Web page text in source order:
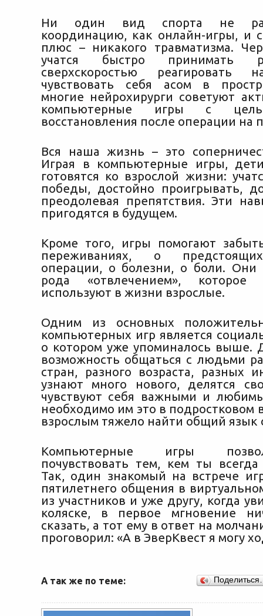
Ни один вид спорта не
координацию, как онлайн-игры, и
плюс – никакого травматизма.
учатся быстро принимать
сверхскоростью реагировать
чувствовать себя асом в
многие нейрохирурги советуют
компьютерные игры с
восстановления после операции на
Вся наша жизнь – это
Играя в компьютерные игры,
готовятся ко взрослой жизни:
победы, достойно проигрывать,
преодолевая препятствия. Эти
пригодятся в будущем.
Кроме того, игры помогают
переживаниях, о
операции, о болезни, о боли. Они
рода «отвлечением», которое
используют в жизни взрослые.
Одним из основных
компьютерных игр является
о котором уже упоминалось выше.
возможность общаться с людьми
стран, разного возраста, разных
узнают много нового, делятся
чувствуют себя важными и
необходимо им это в подростковом
взрослым тяжело найти общий язык
Компьютерные игры
почувствовать тем, кем ты всегда
Так, один знакомый на встрече
пятилетнего общения в
из участников и уже другу, когда
коляске, в первое мгновение
сказать, а тот ему в ответ на
проговорил: «А в ЭверКвест я могу
А так же по теме: